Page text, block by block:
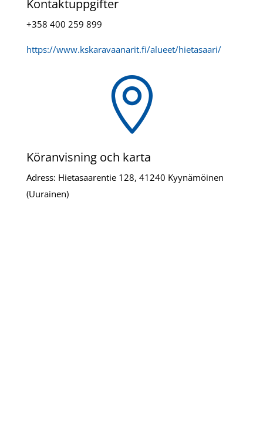
Kontaktuppgifter
+358 400 259 899
https://www.kskaravaanarit.fi/alueet/hietasaari/

Köranvisning och karta
Adress: Hietasaarentie 128, 41240 Kyynämöinen
(Uurainen)